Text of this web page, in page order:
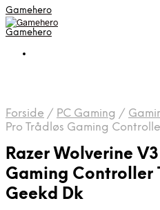
Gamehero
Gamehero
Forside / PC Gaming /
Pro Trådløs Gaming
Razer Wolverine
Gaming Controller
Geekd Dk